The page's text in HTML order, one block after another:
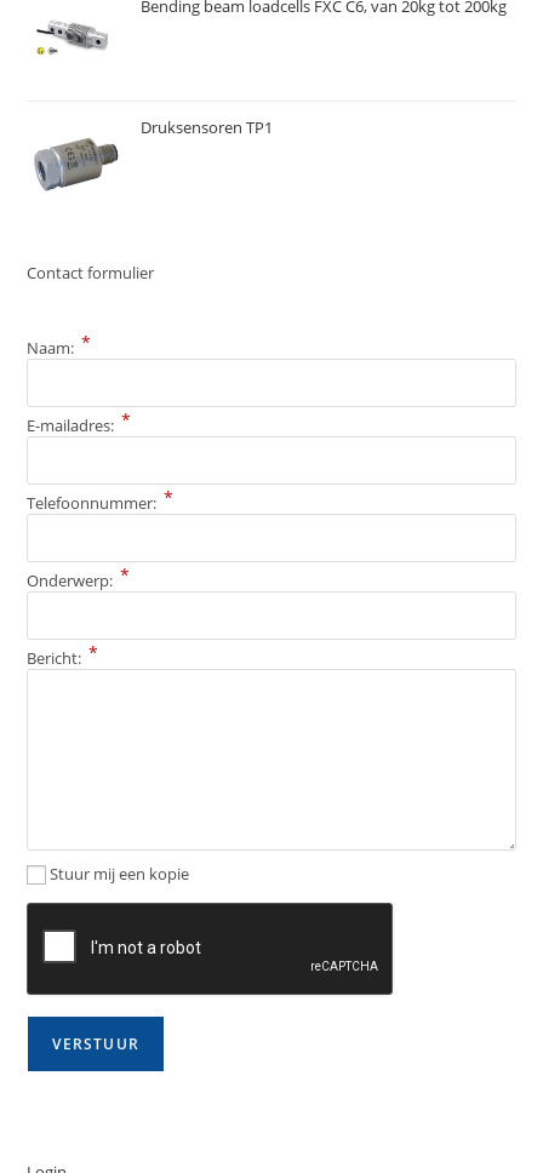
Bending beam loadcells FXC C6, van 20kg tot 200kg
Druksensoren TP1
Contact formulier
Naam: *
E-mailadres: *
Telefoonnummer: *
Onderwerp: *
Bericht: *
Stuur mij een kopie